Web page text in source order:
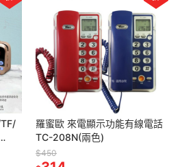
羅蜜歐 來電顯示功能有線電話
TC-208N(兩色)
$450